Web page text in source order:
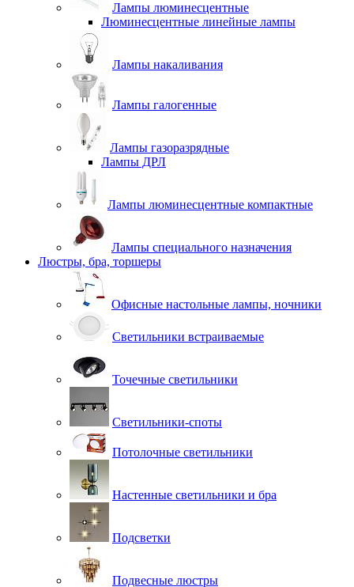
Лампы люминесцентные
Люминесцентные линейные лампы
Лампы накаливания
Лампы галогенные
Лампы газоразрядные
Лампы ДРЛ
Лампы люминесцентные компактные
Лампы специального назначения
Люстры, бра, торшеры
Офисные настольные лампы, ночники
Светильники встраиваемые
Точечные светильники
Светильники-споты
Потолочные светильники
Настенные светильники и бра
Подсветки
Подвесные люстры